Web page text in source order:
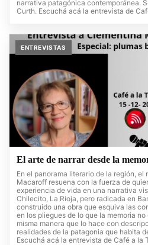
narrativa patagónica contemporánea.
Curth. Escuchá acá la entrevista de
ENTREVISTAS
El arte de narrar desde la
En el panorama literario de la región, el
Macaroff resuena con la fuerza de
experiencia de vida en una narrativa
Chilecito, La Rioja, pero radicada en
construido una obra que esquiva las
en los pliegues de lo que la memoria
misma manera que lo hace con
realidades de la patagonia que habita
Escuchá acá la entrevista de Café a la